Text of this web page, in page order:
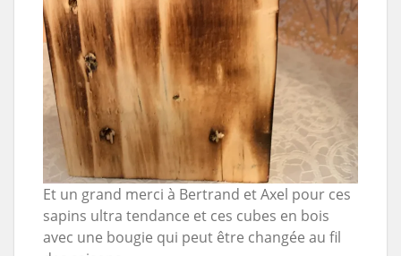
Et un grand merci à Bertrand et Axel pour ces
sapins ultra tendance et ces cubes en bois
avec une bougie qui peut être changée au fil